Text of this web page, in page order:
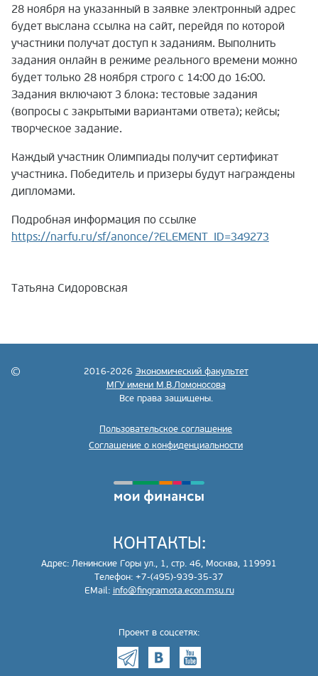
28 ноября на указанный в заявке электронный адрес
будет выслана ссылка на сайт, перейдя по которой
участники получат доступ к заданиям. Выполнить
задания онлайн в режиме реального времени можно
будет только 28 ноября строго с 14:00 до 16:00.
Задания включают 3 блока: тестовые задания
(вопросы с закрытыми вариантами ответа); кейсы;
творческое задание.
Каждый участник Олимпиады получит сертификат
участника. Победитель и призеры будут награждены
дипломами.
Подробная информация по ссылке
https://narfu.ru/sf/anonce/?ELEMENT_ID=349273
Татьяна Сидоровская
2016-2026 Экономический факультет
МГУ имени М.В.Ломоносова
Все права защищены.
Пользовательское соглашение
Соглашение о конфиденциальности
КОНТАКТЫ:
Адрес: Ленинские Горы ул., 1, стр. 46, Москва, 119991
Телефон: +7-(495)-939-35-37
EMail: info@fingramota.econ.msu.ru
Проект в соцсетях: